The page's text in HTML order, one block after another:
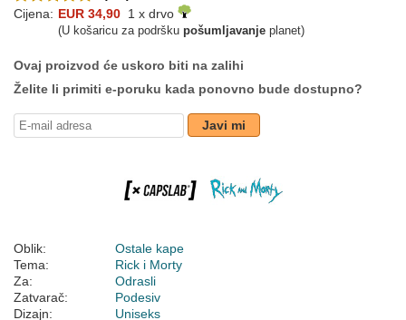
Cijena: EUR 34,90 1 x drvo
(U košaricu za podršku pošumljavanje planet)
Ovaj proizvod će uskoro biti na zalihi
Želite li primiti e-poruku kada ponovno bude dostupno?
Javi mi
Oblik:
Ostale kape
Tema:
Rick i Morty
Za:
Odrasli
Zatvarač:
Podesiv
Dizajn:
Uniseks